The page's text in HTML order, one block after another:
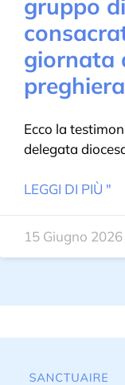
gruppo
giornata
Ecco la
delegata
LEGGI DI PIÙ "
15 Giugno 2026